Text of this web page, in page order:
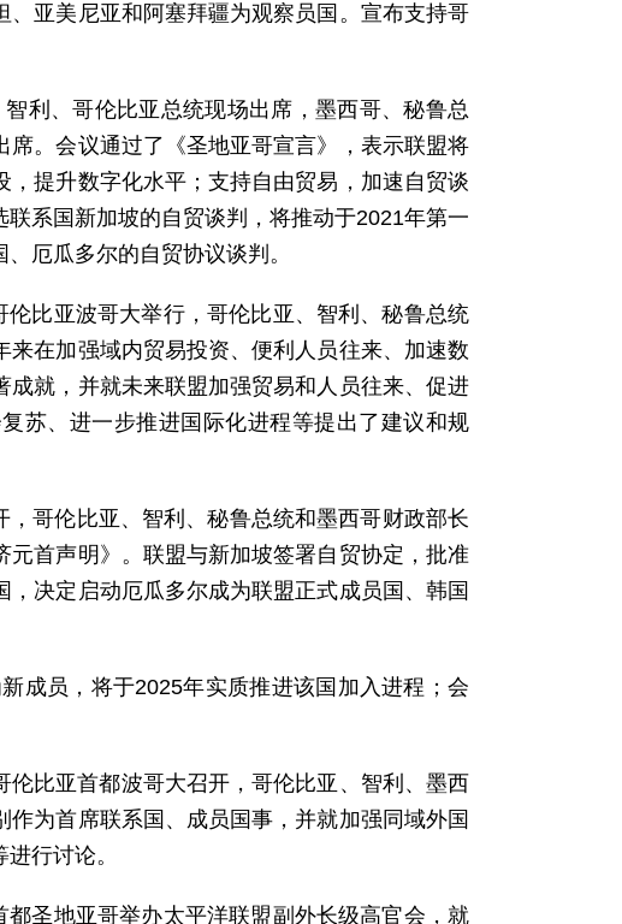
亚美尼亚和阿塞拜疆为观察员国。宣布支持哥
利、哥伦比亚总统现场出席，墨西哥、秘鲁总
。会议通过了《圣地亚哥宣言》，表示联盟将
提升数字化水平；支持自由贸易，加速自贸谈
系国新加坡的自贸谈判，将推动于2021年第一
厄瓜多尔的自贸协议谈判。
比亚波哥大举行，哥伦比亚、智利、秘鲁总统
在加强域内贸易投资、便利人员往来、加速数
就，并就未来联盟加强贸易和人员往来、促进
苏、进一步推进国际化进程等提出了建议和规
哥伦比亚、智利、秘鲁总统和墨西哥财政部长
首声明》。联盟与新加坡签署自贸协定，批准
决定启动厄瓜多尔成为联盟正式成员国、韩国
成员，将于2025年实质推进该国加入进程；会
比亚首都波哥大召开，哥伦比亚、智利、墨西
为首席联系国、成员国事，并就加强同域外国
行讨论。
圣地亚哥举办太平洋联盟副外长级高官会，就